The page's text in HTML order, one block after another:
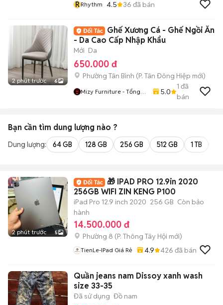
RRhythm 4.5 36 đã bán
2 phút trước 6
Ghế Xương Cá - Ghế Ngồi Ăn
- Da Cao Cấp Nhập Khẩu
Mới Da
650.000 đ
Phường Tân Bình (P. Tân Đông Hiệp mới)
Mizy Furniture - Tổng
5.0
1 đã
bán
Bạn cần tìm dung lượng nào ?
Dung lượng: 64 GB 128 GB 256 GB 512 GB 1 TB
2 phút trước 5
🎁 IPAD PRO 12.9in 2020
256GB WIFI ZIN KENG P100
iPad Pro 12.9 inch 2020 256 GB Còn bảo
hành
14.500.000 đ
Phường 8 (P. Thông Tây Hội mới)
TienLe-IPad Giá Rẻ 4.9 426 đã bán
Quần jeans nam Dissoy xanh wash
size 33-35
Đã sử dụng Đồ nam